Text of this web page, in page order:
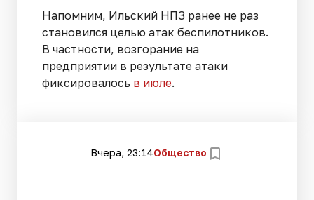
Напомним, Ильский НПЗ ранее не раз
становился целью атак беспилотников.
В частности, возгорание на
предприятии в результате атаки
фиксировалось в июле.
Вчера, 23:14Общество